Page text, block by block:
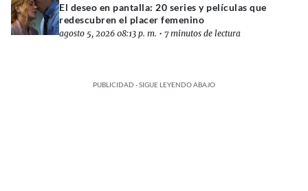
El deseo en pantalla: 20 series y películas que
redescubren el placer femenino
agosto 5, 2026 08:13 p. m. • 7 minutos de lectura
PUBLICIDAD - SIGUE LEYENDO ABAJO